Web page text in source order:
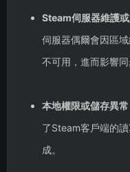
Steam伺服器維護
伺服器偶爾會因區
不可用，進而影響同
本地權限或儲存異常
了Steam客戶端的
成。